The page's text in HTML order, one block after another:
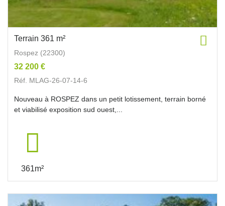
Terrain 361 m²
Rospez (22300)
32 200 €
Réf. MLAG-26-07-14-6
Nouveau à ROSPEZ dans un petit lotissement, terrain borné
et viabilisé exposition sud ouest,...
361m²